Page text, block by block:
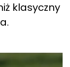
klasyczny